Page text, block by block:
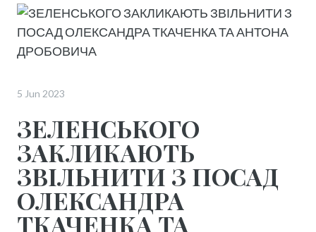
5 Jun 2023
ЗЕЛЕНСЬКОГО
ЗАКЛИКАЮТЬ
ЗВІЛЬНИТИ З ПОСАД
ОЛЕКСАНДРА
ТКАЧЕНКА ТА